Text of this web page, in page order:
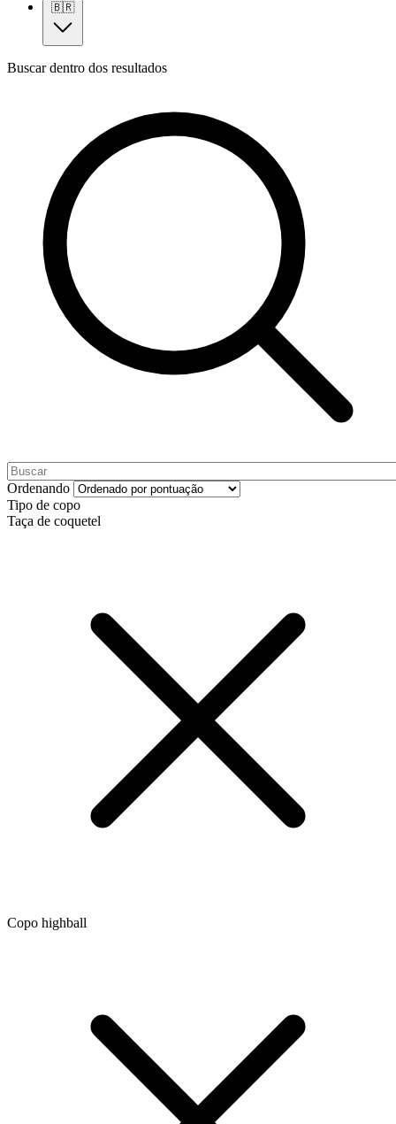
🇧🇷
Buscar dentro dos resultados
Ordenando
Tipo de copo
Taça de coquetel
Copo highball